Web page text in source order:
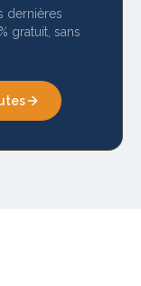
dernières
gratuit, sans